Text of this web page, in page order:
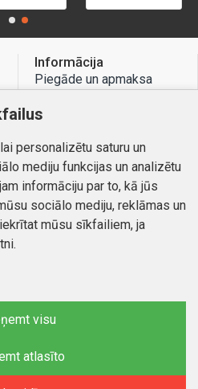
Informācija
Piegāde un apmaksa
Atteikuma tiesības
Kontakti
personalizētu saturu un
mediju funkcijas un analizētu
informāciju par to, kā jūs
sociālo mediju, reklāmas un
mūsu sīkfailiem, ja
visu
atlasīto
PRODUKTUS